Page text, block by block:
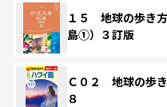
１５ 地球の歩き
島①）３訂版
Ｃ０２ 地球の歩
８